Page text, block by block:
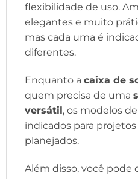
flexibilidade de uso.
elegantes e muito
mas cada uma é
diferentes.
Enquanto a caixa de
quem precisa de uma
versátil , os modelos
indicados para
planejados.
Além disso, você pode